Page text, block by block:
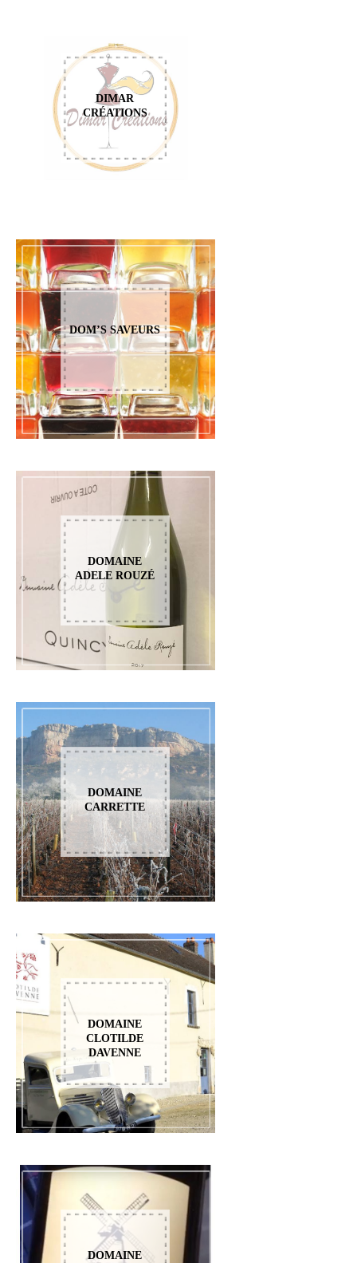
DIMAR
CRÉATIONS
DOM’S SAVEURS
DOMAINE
ADELE ROUZÉ
DOMAINE
CARRETTE
DOMAINE
CLOTILDE
DAVENNE
DOMAINE